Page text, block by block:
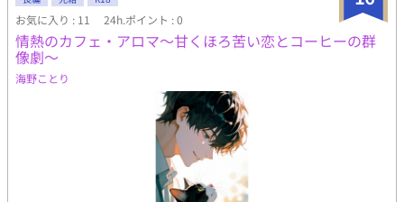
数年越しの再会。 海外でバイオメカニクスを極めて帰国した瀬名
は、高岡の根性論を笑顔で、しかし完膚なきまでに論破してい
く。 「あなたの根性は、選手を壊すための暴力に過ぎない」 部員
たちの前で、高岡が信じてきた「血と汗の結晶」が、ただの「非
効率なデータ」としてゴミ箱に捨てられていく。 白い粉（チョー
ク）が舞う体育館で、部員たちの前で晒される、高岡の「非効率
な肉体」。 部員の​信頼を奪われ、自分の存在価値に揺らぎを感じ
始めた高岡。 焦りから空回りする彼に、瀬名は救済のような、恐
ろしい提案を囁く。 「崩れたフォームも、その無駄な筋肉の使い
方も、、！僕がすべて再構築してあげますよ」 ​夜の体育館、二人
きりの秘密の「調整」。 高岡の熱い吐息と、瀬名の冷ややかな指
先。 「僕が、正しい重心の置き方を教えてあげます」 ​倒立する高
お気に入り : 11 24h.ポイント : 0
情熱のカフェ・アロマ～甘くほろ苦い恋とコーヒーの群
像劇～
海野ことり